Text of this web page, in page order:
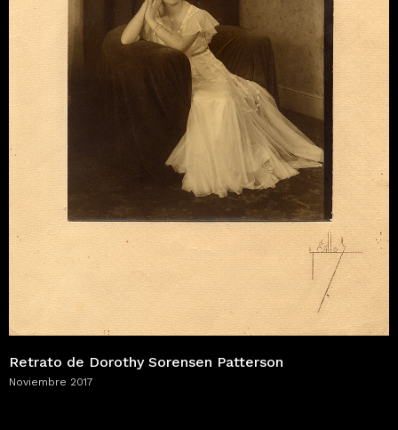
Retrato de Dorothy Sorensen Patterson
Noviembre 2017